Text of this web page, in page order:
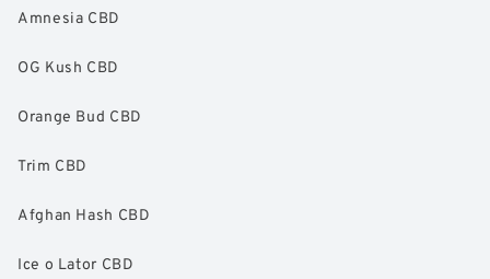
Amnesia CBD
OG Kush CBD
Orange Bud CBD
Trim CBD
Afghan Hash CBD
Ice o Lator CBD